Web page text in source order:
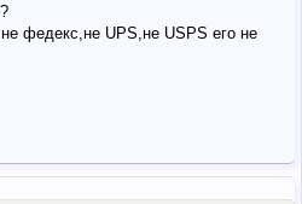
федекс,не UPS,не USPS его не